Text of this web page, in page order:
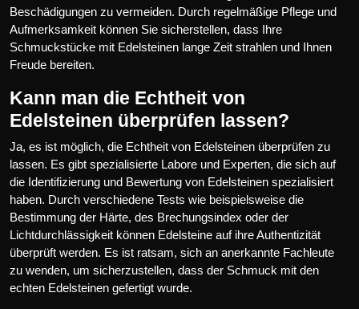
Beschädigungen zu vermeiden. Durch regelmäßige Pflege und
Aufmerksamkeit können Sie sicherstellen, dass Ihre
Schmuckstücke mit Edelsteinen lange Zeit strahlen und Ihnen
Freude bereiten.
Kann man die Echtheit von
Edelsteinen überprüfen lassen?
Ja, es ist möglich, die Echtheit von Edelsteinen überprüfen zu
lassen. Es gibt spezialisierte Labore und Experten, die sich auf
die Identifizierung und Bewertung von Edelsteinen spezialisiert
haben. Durch verschiedene Tests wie beispielsweise die
Bestimmung der Härte, des Brechungsindex oder der
Lichtdurchlässigkeit können Edelsteine auf ihre Authentizität
überprüft werden. Es ist ratsam, sich an anerkannte Fachleute
zu wenden, um sicherzustellen, dass der Schmuck mit den
echten Edelsteinen gefertigt wurde.